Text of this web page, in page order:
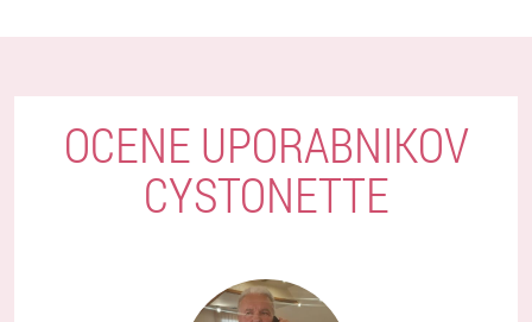
OCENE UPORABNIKOV
CYSTONETTE